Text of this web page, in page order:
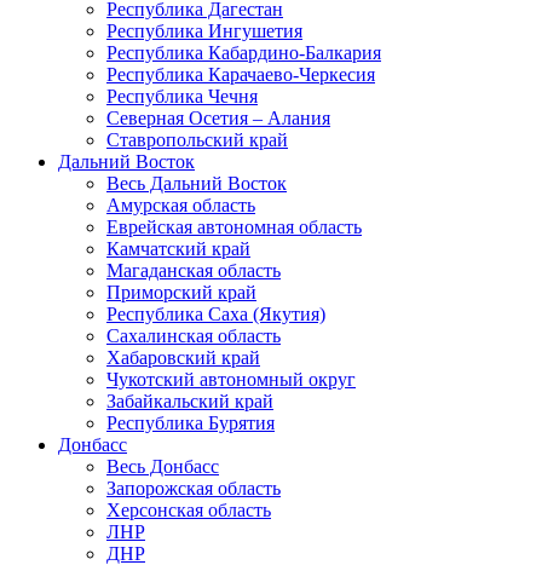
Республика Дагестан
Республика Ингушетия
Республика Кабардино-Балкария
Республика Карачаево-Черкесия
Республика Чечня
Северная Осетия – Алания
Ставропольский край
Дальний Восток
Весь Дальний Восток
Амурская область
Еврейская автономная область
Камчатский край
Магаданская область
Приморский край
Республика Саха (Якутия)
Сахалинская область
Хабаровский край
Чукотский автономный округ
Забайкальский край
Республика Бурятия
Донбасс
Весь Донбасс
Запорожская область
Херсонская область
ЛНР
ДНР